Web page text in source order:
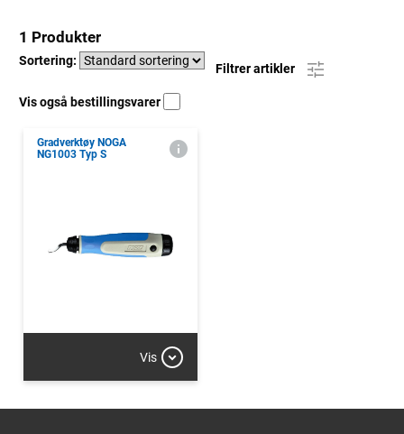
1 Produkter
Sortering:
Filtrer artikler
Vis også bestillingsvarer
Gradverktøy NOGA
NG1003 Typ S
Vis